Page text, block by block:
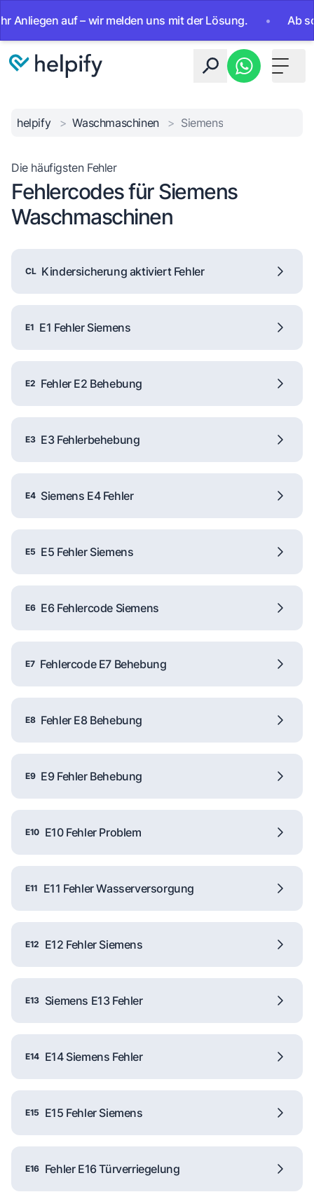
auf – wir melden uns mit der Lösung. • Ab sofort
Toggle
helpify > Waschmaschinen > Siemens
Die häufigsten Fehler
Fehlercodes für Siemens
Waschmaschinen
CL Kindersicherung aktiviert Fehler
E1 E1 Fehler Siemens
E2 Fehler E2 Behebung
E3 E3 Fehlerbehebung
E4 Siemens E4 Fehler
E5 E5 Fehler Siemens
E6 E6 Fehlercode Siemens
E7 Fehlercode E7 Behebung
E8 Fehler E8 Behebung
E9 E9 Fehler Behebung
E10 E10 Fehler Problem
E11 E11 Fehler Wasserversorgung
E12 E12 Fehler Siemens
E13 Siemens E13 Fehler
E14 E14 Siemens Fehler
E15 E15 Fehler Siemens
E16 Fehler E16 Türverriegelung